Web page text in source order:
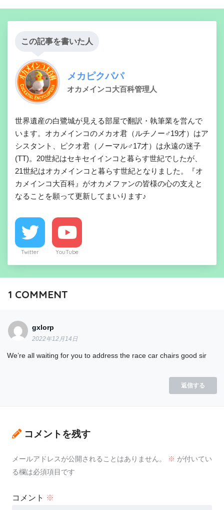
この記事を書いた人
メカピクパパ
オカメインコ大百科管理人
世界遺産の白鷺城が見える部屋で翻訳・執筆業を営んで
います。オカメインコのメカオ君（ルチノー♂19才）はア
シスタント、ピクオ君（ノーマル♂17才）は永遠の迷子
(TT)。20世紀はセキセイインコと暮らす世紀でしたが、
21世紀はオカメインコと暮らす世紀となりました。『オ
カメインコ大百科』がオカメファンの皆様の心の支えと
なることを願って更新してまいります♪
Twitter YouTube
1 COMMENT
gxlorp
2022年12月14日
We’re all waiting for you to address the race car chairs good sir
返信する
コメントを残す
メールアドレスが公開されることはありません。 ※ が付いてい
る欄は必須項目です
コメント ※